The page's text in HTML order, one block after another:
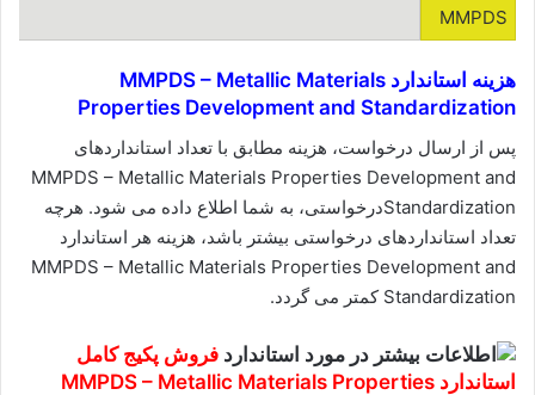
MMPDS
هزینه استاندارد MMPDS – Metallic Materials
Properties Development and Standardization
پس از ارسال درخواست، هزینه مطابق با تعداد استانداردهای
MMPDS – Metallic Materials Properties Development and
Standardizationدرخواستی، به شما اطلاع داده می شود. هرچه
تعداد استانداردهای درخواستی بیشتر باشد، هزینه هر استاندارد
MMPDS – Metallic Materials Properties Development and
Standardization کمتر می گردد.
فروش پکیج کامل
استاندارد MMPDS – Metallic Materials Properties